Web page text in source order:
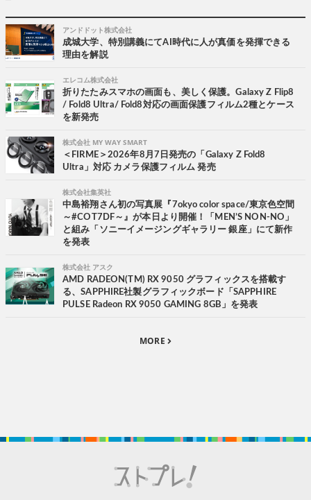
アンドドット株式会社
成城大学、特別講義にてAI時代に人が真価を発揮できる
理由を解説
エレコム株式会社
折りたたみスマホの画面も、美しく保護。Galaxy Z Flip8
/ Fold8 Ultra/ Fold8対応の画面保護フィルム2種とケース
を新発売
株式会社 MY WAY SMART
＜FIRME＞2026年8月7日発売の「Galaxy Z Fold8
Ultra」対応 カメラ保護フィルム 発売
株式会社集英社
中島裕翔さん初の写真展『7okyo color space/東京色空間
～#COT7DF～』が本日より開催！「MEN’S NON-NO」
と組み「ソニーイメージングギャラリー 銀座」にて新作
を発表
株式会社 アスク
AMD RADEON(TM) RX 9050 グラフィックスを搭載す
る、SAPPHIRE社製グラフィックボード「SAPPHIRE
PULSE Radeon RX 9050 GAMING 8GB」を発表
MORE